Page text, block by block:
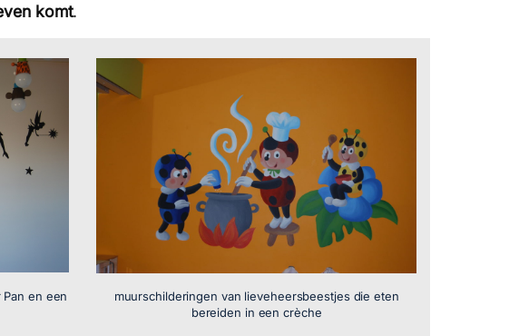
komt.
en een
muurschilderingen van lieveheersbeestjes die eten
bereiden in een crèche